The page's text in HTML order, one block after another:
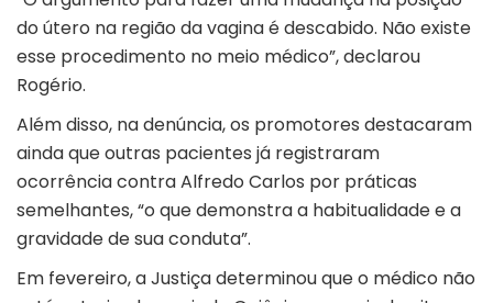
do útero na região da vagina é descabido. Não existe
esse procedimento no meio médico”, declarou
Rogério.
Além disso, na denúncia, os promotores destacaram
ainda que outras pacientes já registraram
ocorrência contra Alfredo Carlos por práticas
semelhantes, “o que demonstra a habitualidade e a
gravidade de sua conduta”.
Em fevereiro, a Justiça determinou que o médico não